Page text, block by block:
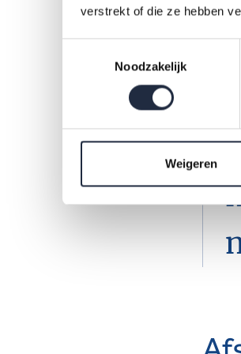
verstrekt of die ze hebben
Noodzakelijk
Weigeren